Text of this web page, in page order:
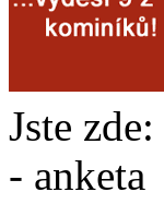
Jste zde:
- anketa